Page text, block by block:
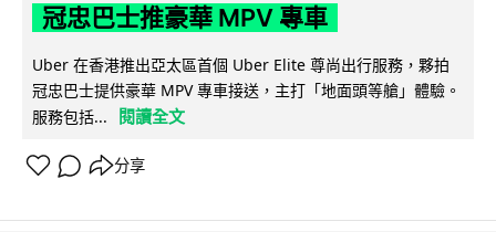
冠忠巴士推豪華 MPV 專車
Uber 在香港推出亞太區首個 Uber Elite 尊尚出行服務，夥拍
冠忠巴士提供豪華 MPV 專車接送，主打「地面頭等艙」體驗。
服務包括...
閱讀全文
分享